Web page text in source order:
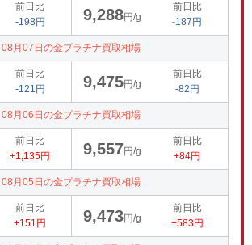
前日比
-198円
9,288円/g
前日比
-187円
08月07日の金プラチナ買取相場
前日比
-121円
9,475円/g
前日比
-82円
08月06日の金プラチナ買取相場
前日比
+1,135円
9,557円/g
前日比
+84円
08月05日の金プラチナ買取相場
前日比
+151円
9,473円/g
前日比
+583円